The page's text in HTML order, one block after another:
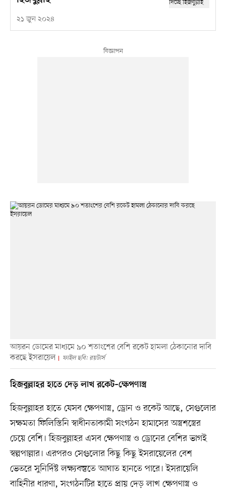
২১ জুন ২০২৪
আয়রন ডোমের মাধ্যমে ৯০ শতাংশের বেশি রকেট হামলা ঠেকানোর দাবি
করছে ইসরায়েল
ফাইল ছবি: রয়টার্স
হিজবুল্লাহর হাতে দেড় লাখ রকেট–ক্ষেপণাস্ত্র
হিজবুল্লাহর হাতে যেসব ক্ষেপণাস্ত্র, ড্রোন ও রকেট আছে, সেগুলোর
সক্ষমতা ফিলিস্তিনি স্বাধীনতাকামী সংগঠন হামাসের অস্ত্রশস্ত্রের
চেয়ে বেশি। হিজবুল্লাহর এসব ক্ষেপণাস্ত্র ও ড্রোনের বেশির ভাগই
স্বল্পপাল্লার। এরপরও সেগুলোর কিছু কিছু ইসরায়েলের বেশ
ভেতরে সুনির্দিষ্ট লক্ষ্যবস্তুতে আঘাত হানতে পারে। ইসরায়েলি
বাহিনীর ধারণা, সংগঠনটির হাতে প্রায় দেড় লাখ ক্ষেপণাস্ত্র ও